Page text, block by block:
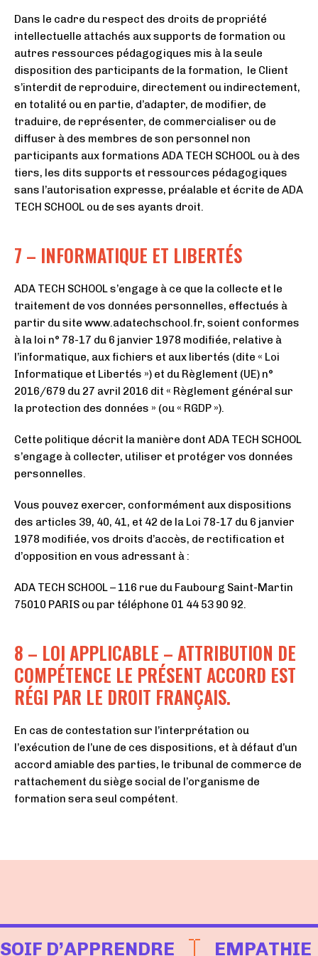
Dans le cadre du respect des droits de propriété
intellectuelle attachés aux supports de formation ou
autres ressources pédagogiques mis à la seule
disposition des participants de la formation, le Client
s’interdit de reproduire, directement ou indirectement,
en totalité ou en partie, d’adapter, de modifier, de
traduire, de représenter, de commercialiser ou de
diffuser à des membres de son personnel non
participants aux formations ADA TECH SCHOOL ou à des
tiers, les dits supports et ressources pédagogiques
sans l’autorisation expresse, préalable et écrite de ADA
TECH SCHOOL ou de ses ayants droit.
7 – INFORMATIQUE ET LIBERTÉS
ADA TECH SCHOOL s’engage à ce que la collecte et le
traitement de vos données personnelles, effectués à
partir du site www.adatechschool.fr, soient conformes
à la loi n° 78-17 du 6 janvier 1978 modifiée, relative à
l’informatique, aux fichiers et aux libertés (dite « Loi
Informatique et Libertés ») et du Règlement (UE) n°
2016/679 du 27 avril 2016 dit « Règlement général sur
la protection des données » (ou « RGDP »).
Cette politique décrit la manière dont ADA TECH SCHOOL
s’engage à collecter, utiliser et protéger vos données
personnelles.
Vous pouvez exercer, conformément aux dispositions
des articles 39, 40, 41, et 42 de la Loi 78-17 du 6 janvier
1978 modifiée, vos droits d’accès, de rectification et
d’opposition en vous adressant à :
ADA TECH SCHOOL – 116 rue du Faubourg Saint-Martin
75010 PARIS ou par téléphone 01 44 53 90 92.
8 – LOI APPLICABLE – ATTRIBUTION DE
COMPÉTENCE LE PRÉSENT ACCORD EST
RÉGI PAR LE DROIT FRANÇAIS.
En cas de contestation sur l’interprétation ou
l’exécution de l’une de ces dispositions, et à défaut d’un
accord amiable des parties, le tribunal de commerce de
rattachement du siège social de l’organisme de
formation sera seul compétent.
SOIF D’APPRENDRE EMPATHIE